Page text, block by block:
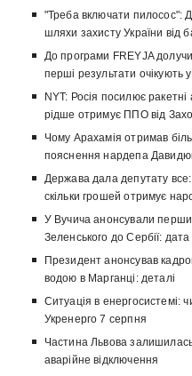
"Треба включати пилосос":
шляхи захисту України від
До програми FREYJA
перші результати очікують
NYT: Росія посилює ракетні
рідше отримує ППО від
Чому Арахамія отримав
пояснення нардепа
Держава дала депутату
скільки грошей отримує
У Вучича анонсували
Зеленського до Сербії: дата
Президент анонсував
водою в Марганці: деталі
Ситуація в енергосистемі:
Укренерго 7 серпня
Частина Львова
аварійне відключення